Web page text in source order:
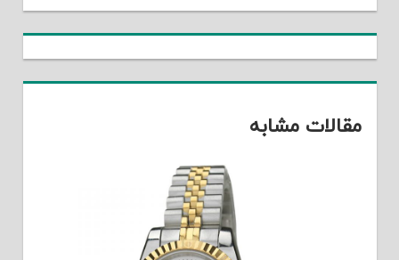
مقالات مشابه